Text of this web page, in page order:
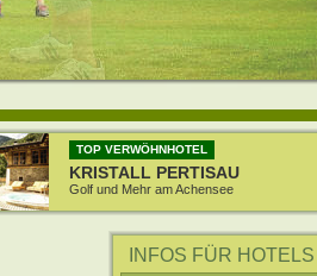
TOP VERWÖHNHOTEL
KRISTALL PERTISAU
Golf und Mehr am Achensee
INFOS FÜR HOTELS